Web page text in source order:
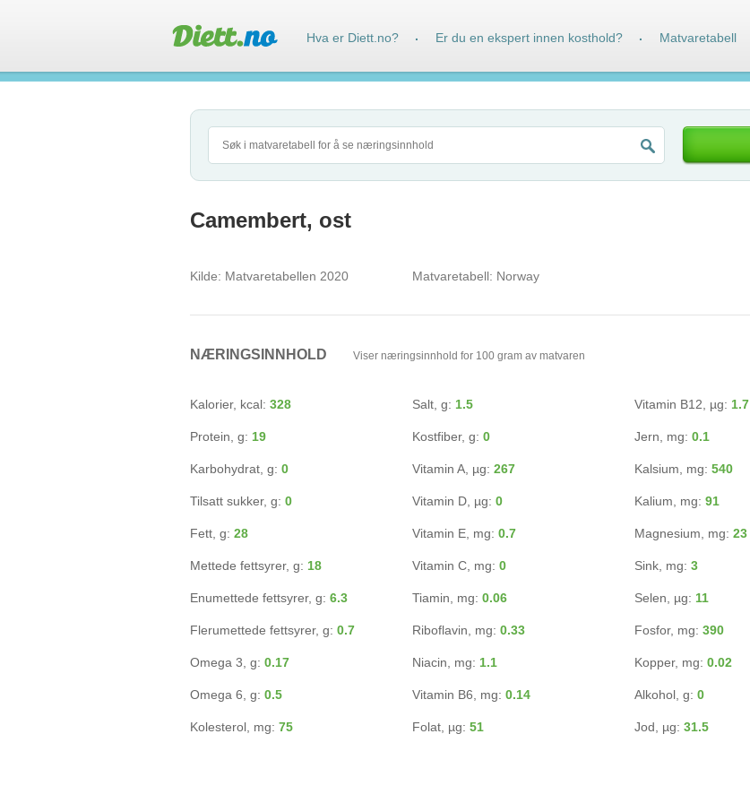
Camembert, ost
Kilde: Matvaretabellen 2020 Matvaretabell: Norway
NÆRINGSINNHOLD Viser næringsinnhold for 100 gram av matvaren
Kalorier, kcal: 328
Protein, g: 19
Karbohydrat, g: 0
Tilsatt sukker, g: 0
Fett, g: 28
Mettede fettsyrer, g: 18
Enumettede fettsyrer, g: 6.3
Flerumettede fettsyrer, g: 0.7
Omega 3, g: 0.17
Omega 6, g: 0.5
Kolesterol, mg: 75
Salt, g: 1.5
Kostfiber, g: 0
Vitamin A, µg: 267
Vitamin D, µg: 0
Vitamin E, mg: 0.7
Vitamin C, mg: 0
Tiamin, mg: 0.06
Riboflavin, mg: 0.33
Niacin, mg: 1.1
Vitamin B6, mg: 0.14
Folat, µg: 51
Vitamin B12, µg: 1.7
Jern, mg: 0.1
Kalsium, mg: 540
Kalium, mg: 91
Magnesium, mg: 23
Sink, mg: 3
Selen, µg: 11
Fosfor, mg: 390
Kopper, mg: 0.02
Alkohol, g: 0
Jod, µg: 31.5
Hva er Diett.no? · Er du en ekspert innen kosthold? · Matvaretabell